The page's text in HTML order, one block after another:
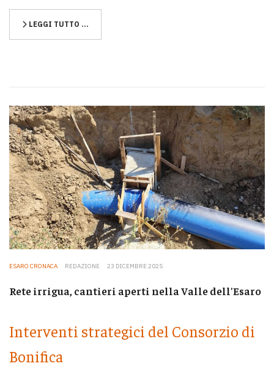
LEGGI TUTTO …
ESARO CRONACA REDAZIONE 23 DICEMBRE 2025
Rete irrigua, cantieri aperti nella Valle dell'Esaro
Interventi strategici del Consorzio di
Bonifica